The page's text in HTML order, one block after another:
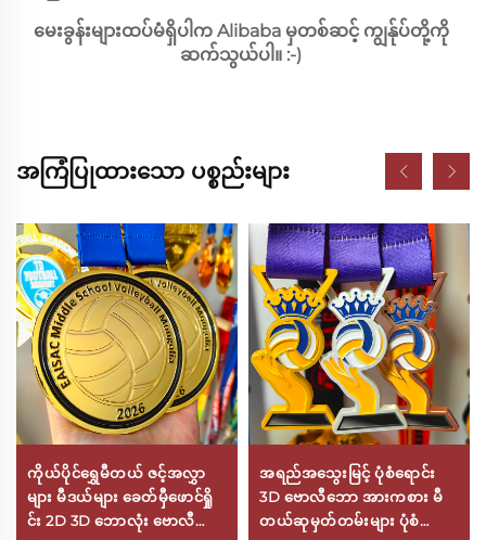
မေးခွန်းများထပ်မံရှိပါက Alibaba မှတစ်ဆင့် ကျွန်ုပ်တို့ကို
ဆက်သွယ်ပါ။ :-)
အကြံပြုထားသော ပစ္စည်းများ
ကိုယ်ပိုင်ရွှေမီတယ် ဇင့်အလွှာ
များ မီဒယ်များ ခေတ်မှီဖောင်ရှို
င်း 2D 3D ဘောလုံး ဗောလီဘော
အရည်အသွေးမြင့် ပုံစံရောင်း
3D ဗောလီဘော အားကစား မီ
တယ်ဆုမှတ်တမ်းများ ပုံစံ